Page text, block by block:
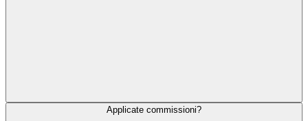
Applicate commissioni?